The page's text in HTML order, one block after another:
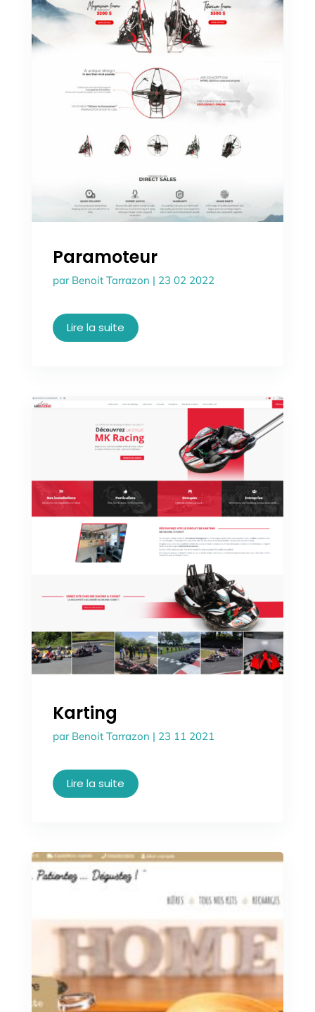
Paramoteur
par Benoit Tarrazon | 23 02 2022
Lire la suite
Karting
par Benoit Tarrazon | 23 11 2021
Lire la suite